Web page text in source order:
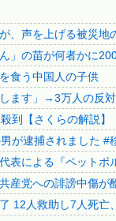
と話題に
イナの民間...
、お風呂グ...
像の20...
ｗｗｗｗ...
、次の客...
上ｗｗｗ...
【炎上
91歳女
【終わり
【爆発事
日本旅
無気力
3.1節が
韓国代
、声を上げる被災
」の苗が何者かに
食う中国人の子供
ます」→3万人の反
到【さくらの解説】
が逮捕されました #
表による『ペット
産党への誹謗中傷
12人救助し7人死